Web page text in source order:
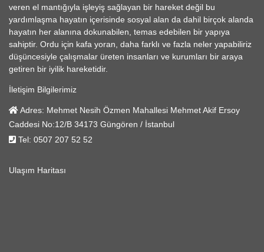
veren el mantığıyla işleyiş sağlayan bir hareket değil bu
yardımlaşma hayatın içerisinde sosyal alan da dahil birçok alanda
hayatın her alanına dokunabilen, temas edebilen bir yapıya
sahiptir. Ordu için kafa yoran, daha farklı ve fazla neler yapabiliriz
düşüncesiyle çalışmalar üreten insanları ve kurumları bir araya
getiren bir iyilik hareketidir.
İletişim Bilgilerimiz
Adres: Mehmet Nesih Özmen Mahallesi Mehmet Akif Ersoy
Caddesi No:12/B 34173 Güngören / İstanbul
Tel: 0507 207 52 52
Ulaşım Haritası